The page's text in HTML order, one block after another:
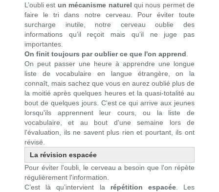
L’oubli est un mécanisme naturel qui nous permet de
faire le tri dans notre cerveau. Pour éviter toute
surcharge inutile, notre cerveau oublie des
informations qu’il reçoit mais qu’il ne juge pas
importantes.
On finit toujours par oublier ce que l'on apprend
On peut passer une heure à apprendre une longue
liste de vocabulaire en langue étrangère, on la
connaît, mais sachez que vous en aurez oublié plus de
la moitié après quelques heures et la quasi-totalité au
bout de quelques jours. C'est ce qui arrive aux jeunes
lorsqu'ils apprennent leur cours, ou la liste de
vocabulaire, et au bout d'une semaine lors de
l'évaluation, ils ne savent plus rien et pourtant, ils ont
révisé.
La révision espacée
Pour éviter l'oubli, le cerveau a besoin que l'on répète
régulièrement l'information.
C’est là qu’intervient la répétition espacée. Les